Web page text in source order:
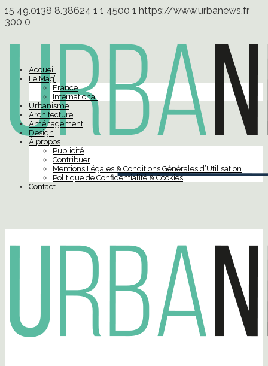
15 49.0138 8.38624 1 1 4500 1 https://www.urbanews.fr
300 0
Accueil
Le Mag’
France
International
Urbanisme
Architecture
Aménagement
Design
À propos
Publicité
Contribuer
Mentions Légales & Conditions Générales d’Utilisation
Politique de Confidentialité & Cookies
Contact